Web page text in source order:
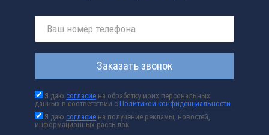
Заказать звонок
Я даюсогласие на обработку моих персональных
данных в соответствии сПолитикой конфиденциальности
Я даюсогласие на получение рекламы, новостей,
информационных рассылок